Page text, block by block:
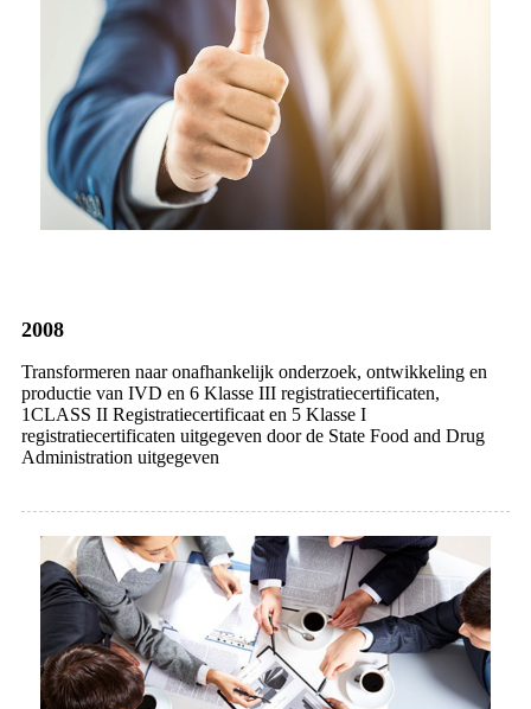
2008
Transformeren naar onafhankelijk onderzoek, ontwikkeling en
productie van IVD en 6 Klasse III registratiecertificaten,
1CLASS II Registratiecertificaat en 5 Klasse I
registratiecertificaten uitgegeven door de State Food and Drug
Administration uitgegeven